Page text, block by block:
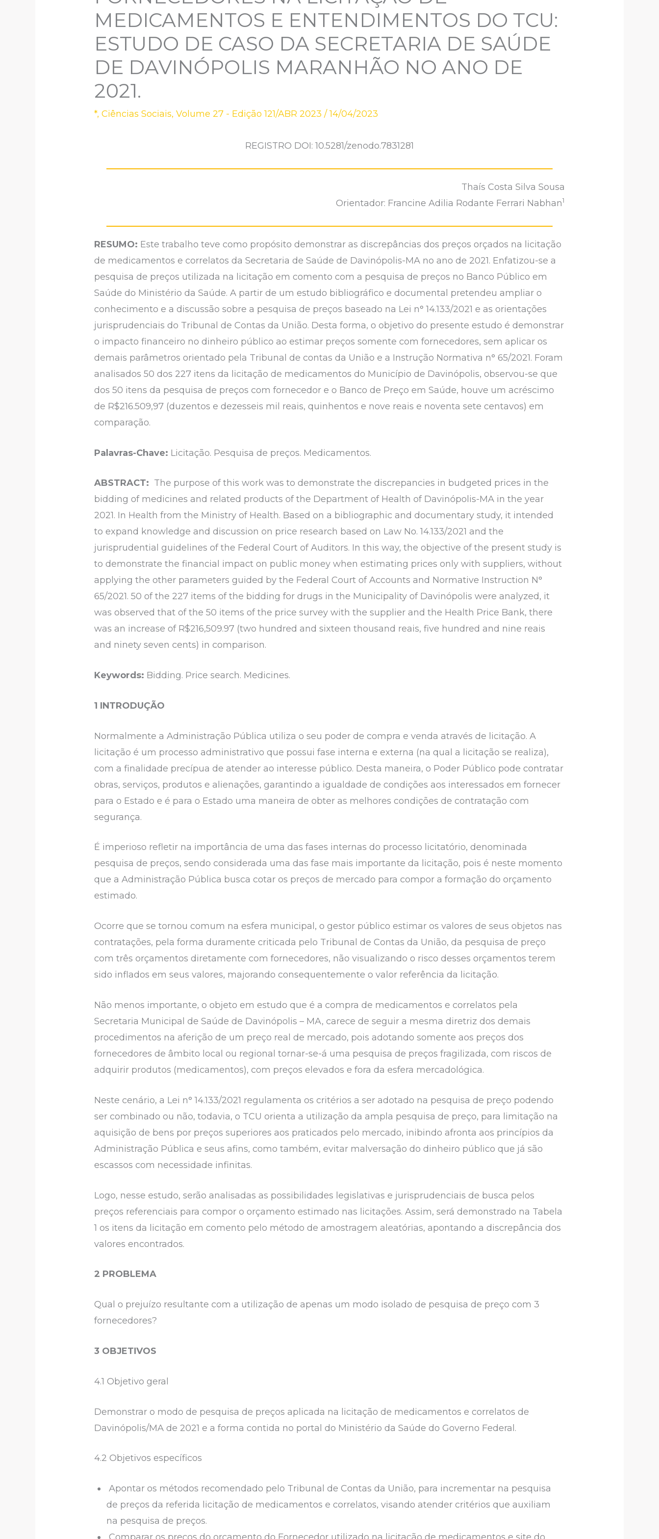
MEDICAMENTOS E ENTENDIMENTOS DO TCU:
ESTUDO DE CASO DA SECRETARIA DE SAÚDE
DE DAVINÓPOLIS MARANHÃO NO ANO DE
2021.
*,Ciências Sociais,Volume 27 - Edição 121/ABR 2023 /14/04/2023
REGISTRO DOI: 10.5281/zenodo.7831281
Thaís Costa Silva Sousa
Orientador: Francine Adilia Rodante Ferrari Nabhan1
RESUMO: Este trabalho teve como propósito demonstrar as discrepâncias dos preços orçados na licitação
de medicamentos e correlatos da Secretaria de Saúde de Davinópolis-MA no ano de 2021. Enfatizou-se a
pesquisa de preços utilizada na licitação em comento com a pesquisa de preços no Banco Público em
Saúde do Ministério da Saúde. A partir de um estudo bibliográfico e documental pretendeu ampliar o
conhecimento e a discussão sobre a pesquisa de preços baseado na Lei n° 14.133/2021 e as orientações
jurisprudenciais do Tribunal de Contas da União. Desta forma, o objetivo do presente estudo é demonstrar
o impacto financeiro no dinheiro público ao estimar preços somente com fornecedores, sem aplicar os
demais parâmetros orientado pela Tribunal de contas da União e a Instrução Normativa n° 65/2021. Foram
analisados 50 dos 227 itens da licitação de medicamentos do Município de Davinópolis, observou-se que
dos 50 itens da pesquisa de preços com fornecedor e o Banco de Preço em Saúde, houve um acréscimo
de R$216.509,97 (duzentos e dezesseis mil reais, quinhentos e nove reais e noventa sete centavos) em
comparação.
Palavras-Chave: Licitação. Pesquisa de preços. Medicamentos.
ABSTRACT: The purpose of this work was to demonstrate the discrepancies in budgeted prices in the
bidding of medicines and related products of the Department of Health of Davinópolis-MA in the year
2021. In Health from the Ministry of Health. Based on a bibliographic and documentary study, it intended
to expand knowledge and discussion on price research based on Law No. 14.133/2021 and the
jurisprudential guidelines of the Federal Court of Auditors. In this way, the objective of the present study is
to demonstrate the financial impact on public money when estimating prices only with suppliers, without
applying the other parameters guided by the Federal Court of Accounts and Normative Instruction N°
65/2021. 50 of the 227 items of the bidding for drugs in the Municipality of Davinópolis were analyzed, it
was observed that of the 50 items of the price survey with the supplier and the Health Price Bank, there
was an increase of R$216,509.97 (two hundred and sixteen thousand reais, five hundred and nine reais
and ninety seven cents) in comparison.
Keywords: Bidding. Price search. Medicines.
1 INTRODUÇÃO
Normalmente a Administração Pública utiliza o seu poder de compra e venda através de licitação. A
licitação é um processo administrativo que possui fase interna e externa (na qual a licitação se realiza),
com a finalidade precípua de atender ao interesse público. Desta maneira, o Poder Público pode contratar
obras, serviços, produtos e alienações, garantindo a igualdade de condições aos interessados em fornecer
para o Estado e é para o Estado uma maneira de obter as melhores condições de contratação com
segurança.
É imperioso refletir na importância de uma das fases internas do processo licitatório, denominada
pesquisa de preços, sendo considerada uma das fase mais importante da licitação, pois é neste momento
que a Administração Pública busca cotar os preços de mercado para compor a formação do orçamento
estimado.
Ocorre que se tornou comum na esfera municipal, o gestor público estimar os valores de seus objetos nas
contratações, pela forma duramente criticada pelo Tribunal de Contas da União, da pesquisa de preço
com três orçamentos diretamente com fornecedores, não visualizando o risco desses orçamentos terem
sido inflados em seus valores, majorando consequentemente o valor referência da licitação.
Não menos importante, o objeto em estudo que é a compra de medicamentos e correlatos pela
Secretaria Municipal de Saúde de Davinópolis – MA, carece de seguir a mesma diretriz dos demais
procedimentos na aferição de um preço real de mercado, pois adotando somente aos preços dos
fornecedores de âmbito local ou regional tornar-se-á uma pesquisa de preços fragilizada, com riscos de
adquirir produtos (medicamentos), com preços elevados e fora da esfera mercadológica.
Neste cenário, a Lei n° 14.133/2021 regulamenta os critérios a ser adotado na pesquisa de preço podendo
ser combinado ou não, todavia, o TCU orienta a utilização da ampla pesquisa de preço, para limitação na
aquisição de bens por preços superiores aos praticados pelo mercado, inibindo afronta aos princípios da
Administração Pública e seus afins, como também, evitar malversação do dinheiro público que já são
escassos com necessidade infinitas.
Logo, nesse estudo, serão analisadas as possibilidades legislativas e jurisprudenciais de busca pelos
preços referenciais para compor o orçamento estimado nas licitações. Assim, será demonstrado na Tabela
1 os itens da licitação em comento pelo método de amostragem aleatórias, apontando a discrepância dos
valores encontrados.
2 PROBLEMA
Qual o prejuízo resultante com a utilização de apenas um modo isolado de pesquisa de preço com 3
fornecedores?
3 OBJETIVOS
4.1 Objetivo geral
Demonstrar o modo de pesquisa de preços aplicada na licitação de medicamentos e correlatos de
Davinópolis/MA de 2021 e a forma contida no portal do Ministério da Saúde do Governo Federal.
4.2 Objetivos específicos
Apontar os métodos recomendado pelo Tribunal de Contas da União, para incrementar na pesquisa
de preços da referida licitação de medicamentos e correlatos, visando atender critérios que auxiliam
na pesquisa de preços.